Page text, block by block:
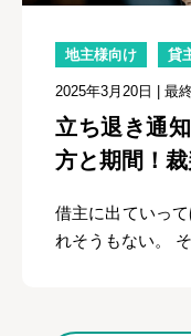
地主様向け 貸
2025年3月20日 | 最
立ち退き通
方と期間！
借主に出ていっ
れそうもない。